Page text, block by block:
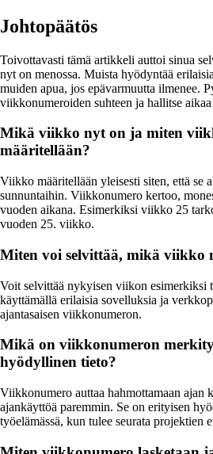
Johtopäätös
Toivottavasti tämä artikkeli auttoi sinua
nyt on menossa. Muista hyödyntää
muiden apua, jos epävarmuutta ilmenee.
viikkonumeroiden suhteen ja hallitse
Mikä viikko nyt on ja miten
määritellään?
Viikko määritellään yleisesti siten, että se
sunnuntaihin. Viikkonumero kertoo,
vuoden aikana. Esimerkiksi viikko 25
vuoden 25. viikko.
Miten voi selvittää, mikä viikko
Voit selvittää nykyisen viikon esimerkiksi
käyttämällä erilaisia sovelluksia ja
ajantasaisen viikkonumeron.
Mikä on viikkonumeron
hyödyllinen tieto?
Viikkonumero auttaa hahmottamaan ajan
ajankäyttöä paremmin. Se on erityisen
työelämässä, kun tulee seurata projektien